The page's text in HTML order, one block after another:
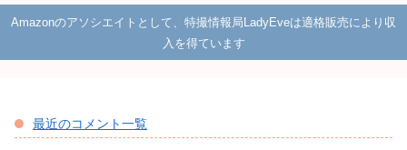
Amazonのアソシエイトとして、特撮情報局LadyEveは適格販売により収
入を得ています
最近のコメント一覧